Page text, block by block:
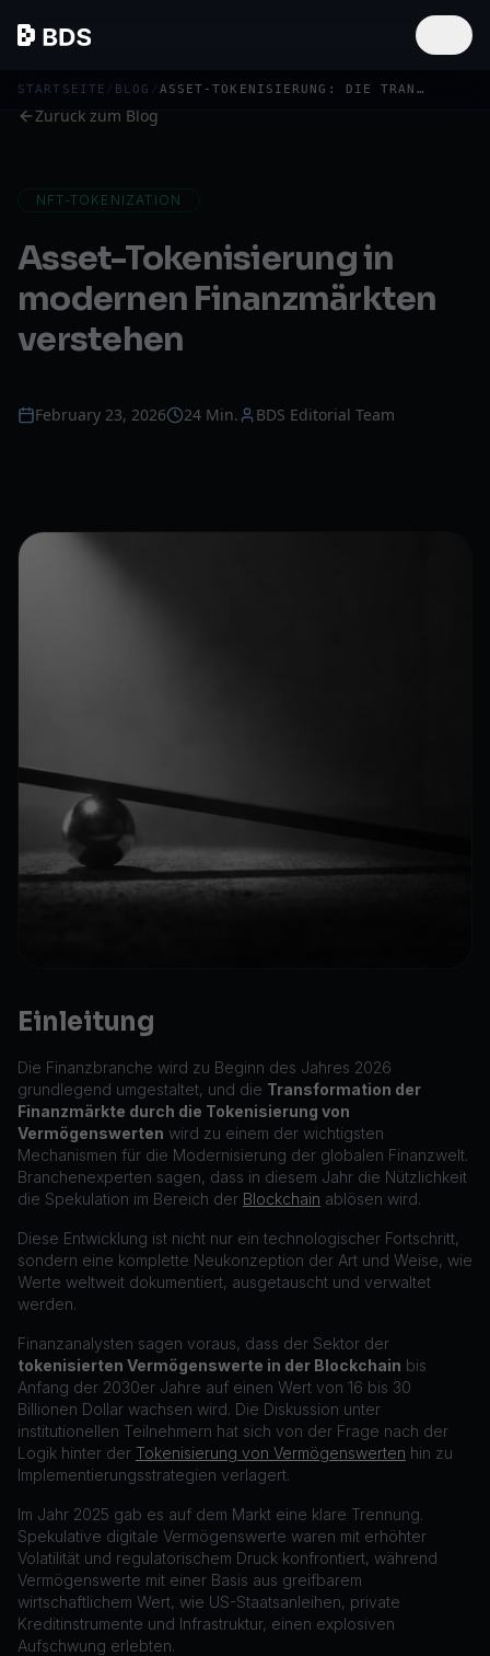
STARTSEITE / BLOG / ASSET-TOKENISIERUNG: DIE TRANSFORMATION DER FINANZMÄRKTE IM JAHR 2026
Zurück zum Blog
NFT-TOKENIZATION
Asset-Tokenisierung in
modernen Finanzmärkten
verstehen
February 23, 2026 24 Min. BDS Editorial Team
Einleitung
Die Finanzbranche wird zu Beginn des Jahres 2026
grundlegend umgestaltet, und die Transformation der
Finanzmärkte durch die Tokenisierung von
Vermögenswerten wird zu einem der wichtigsten
Mechanismen für die Modernisierung der globalen Finanzwelt.
Branchenexperten sagen, dass in diesem Jahr die Nützlichkeit
die Spekulation im Bereich der Blockchain ablösen wird.
Diese Entwicklung ist nicht nur ein technologischer Fortschritt,
sondern eine komplette Neukonzeption der Art und Weise, wie
Werte weltweit dokumentiert, ausgetauscht und verwaltet
werden.
Finanzanalysten sagen voraus, dass der Sektor der
tokenisierten Vermögenswerte in der Blockchain bis
Anfang der 2030er Jahre auf einen Wert von 16 bis 30
Billionen Dollar wachsen wird. Die Diskussion unter
institutionellen Teilnehmern hat sich von der Frage nach der
Logik hinter der Tokenisierung von Vermögenswerten hin zu
Implementierungsstrategien verlagert.
Im Jahr 2025 gab es auf dem Markt eine klare Trennung.
Spekulative digitale Vermögenswerte waren mit erhöhter
Volatilität und regulatorischem Druck konfrontiert, während
Vermögenswerte mit einer Basis aus greifbarem
wirtschaftlichem Wert, wie US-Staatsanleihen, private
Kreditinstrumente und Infrastruktur, einen explosiven
Aufschwung erlebten.